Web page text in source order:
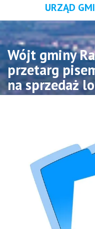
URZĄD
Wójt gminy
przetarg
na sprzedaż